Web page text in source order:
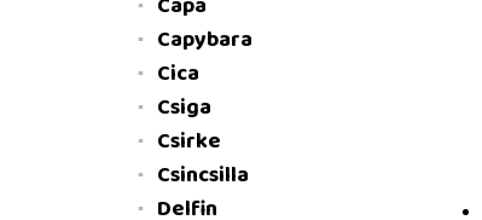
Capybara
Cica
Csiga
Csirke
Csincsilla
Delfin